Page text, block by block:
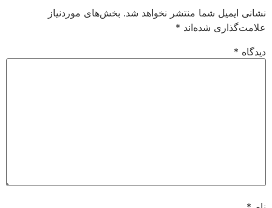
نشانی ایمیل شما منتشر نخواهد شد. بخش‌های موردنیاز
علامت‌گذاری شده‌اند *
دیدگاه *